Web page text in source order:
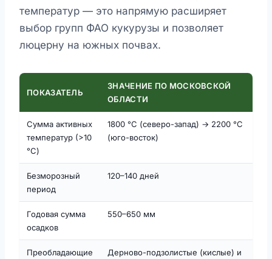
температур — это напрямую расширяет
выбор групп ФАО кукурузы и позволяет
люцерну на южных почвах.
ПОКАЗАТЕЛЬ
ЗНАЧЕНИЕ ПО МОСКОВСКОЙ
ОБЛАСТИ
Сумма активных
температур (>10
°C)
1800 °C (северо-запад) → 2200 °C
(юго-восток)
Безморозный
период
120–140 дней
Годовая сумма
осадков
550–650 мм
Преобладающие
Дерново-подзолистые (кислые) и